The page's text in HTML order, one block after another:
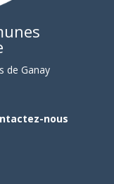
de Ganay
nous